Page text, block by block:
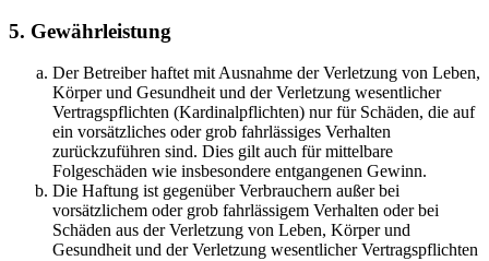
5. Gewährleistung
Der Betreiber haftet mit Ausnahme der Verletzung von Leben,
Körper und Gesundheit und der Verletzung wesentlicher
Vertragspflichten (Kardinalpflichten) nur für Schäden, die auf
ein vorsätzliches oder grob fahrlässiges Verhalten
zurückzuführen sind. Dies gilt auch für mittelbare
Folgeschäden wie insbesondere entgangenen Gewinn.
Die Haftung ist gegenüber Verbrauchern außer bei
vorsätzlichem oder grob fahrlässigem Verhalten oder bei
Schäden aus der Verletzung von Leben, Körper und
Gesundheit und der Verletzung wesentlicher Vertragspflichten